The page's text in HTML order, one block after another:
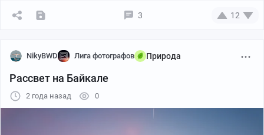
Вид сверху
3 12
NikyBWD Лига фотографов Природа
Рассвет на Байкале
2 года назад 0